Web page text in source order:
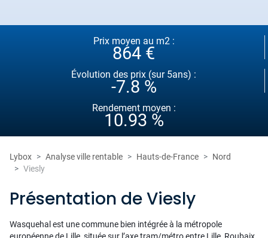
Prix moyen au m2 :
864 €
Évolution des prix (sur 5ans) :
-7.8 %
Rendement moyen :
10.93 %
Lybox Analyse ville rentable Hauts-de-France
Nord
Viesly
Présentation de Viesly
Wasquehal est une commune bien intégrée à la métropole